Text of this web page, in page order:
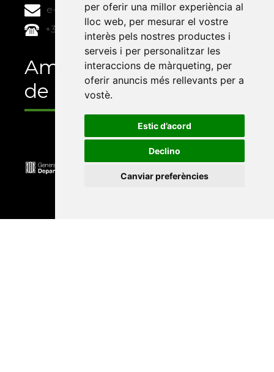
per oferir una millor experiència al
lloc web, per mesurar el vostre
interès pels nostres productes i
serveis i per personalitzar les
interaccions de màrqueting, per
oferir anuncis més rellevants per a
vostè.
Estic d’acord
Declino
Canviar preferències
e-buc@vives.org
+34 964 72 89 93
Amb el suport
de